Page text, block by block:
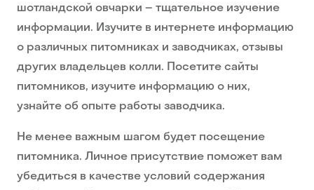
шотландской овчарки – тщательное изучение
информации. Изучите в интернете информацию
о различных питомниках и заводчиках, отзывы
других владельцев колли. Посетите сайты
питомников, изучите информацию о них,
узнайте об опыте работы заводчика.
Не менее важным шагом будет посещение
питомника. Личное присутствие поможет вам
убедиться в качестве условий содержания